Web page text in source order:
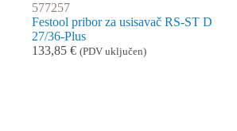
577257
Festool pribor za usisavač RS-ST D
27/36-Plus
133,85 € (PDV uključen)